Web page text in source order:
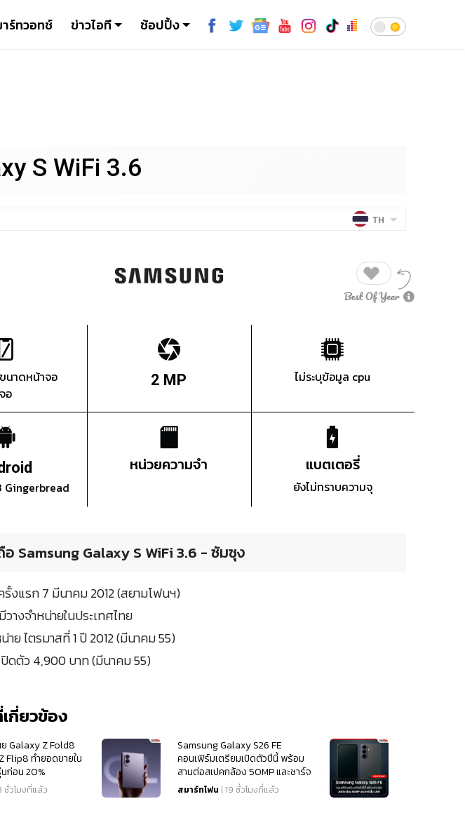
ร์ทวอทช์ ข่าวไอที ช้อปปิ้ง
S WiFi 3.6
TH
นาดหน้าจอ
จอ
2 MP ไม่ระบุข้อมูล cpu
Gingerbread
หน่วยความจำ แบตเตอรี่
ยังไม่ทราบความจุ
Samsung Galaxy S WiFi 3.6 - ซัมซุง
รั้งแรก 7 มีนาคม 2012 (สยามโฟนฯ)
วางจำหน่ายในประเทศไทย
าย ไตรมาสที่ 1 ปี 2012 (มีนาคม 55)
ปิดตัว 4,900 บาท (มีนาคม 55)
กี่ยวข้อง
Galaxy Z Fold8
Flip8 ทำยอดขายใน
ก่อน 20%
ชั่วโมงที่แล้ว
Samsung Galaxy S26 FE
คอนเฟิร์มเตรียมเปิดตัวปีนี้ พร้อม
สานต่อสเปคกล้อง 50MP และชาร์จ
ไว 45W
สมาร์ทโฟน | 19 ชั่วโมงที่แล้ว